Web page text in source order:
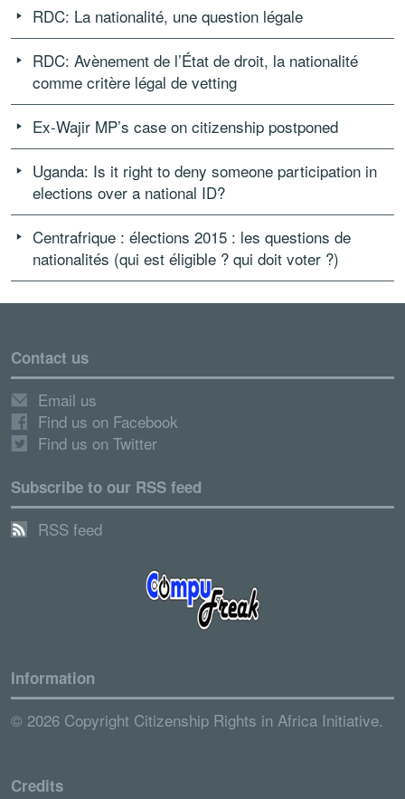
RDC: La nationalité, une question légale
RDC: Avènement de l’État de droit, la nationalité
comme critère légal de vetting
Ex-Wajir MP’s case on citizenship postponed
Uganda: Is it right to deny someone participation in
elections over a national ID?
Centrafrique : élections 2015 : les questions de
nationalités (qui est éligible ? qui doit voter ?)
Contact us
Email us
Find us on Facebook
Find us on Twitter
Subscribe to our RSS feed
RSS feed
Information
© 2026 Copyright Citizenship Rights in Africa Initiative.
Credits